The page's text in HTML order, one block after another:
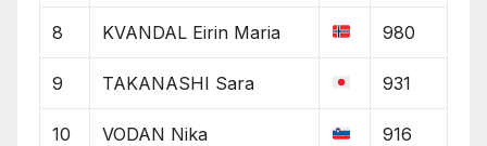
8 KVANDAL Eirin Maria 980
9 TAKANASHI Sara 931
10 VODAN Nika 916